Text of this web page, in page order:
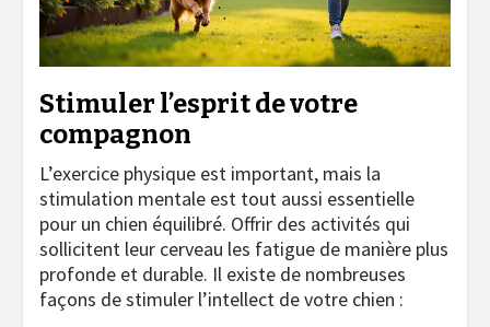
Stimuler l’esprit de votre
compagnon
L’exercice physique est important, mais la
stimulation mentale est tout aussi essentielle
pour un chien équilibré. Offrir des activités qui
sollicitent leur cerveau les fatigue de manière plus
profonde et durable. Il existe de nombreuses
façons de stimuler l’intellect de votre chien :